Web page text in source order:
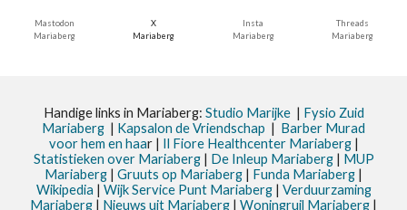
Mastodon
Mariaberg
X
Mariaberg
Insta
Mariaberg
Threads
Mariaberg
Handige links in Mariaberg: Studio Marijke | Fysio Zuid
Mariaberg | Kapsalon de Vriendschap | Barber Murad
voor hem en haar | Il Fiore Healthcenter Mariaberg|
Statistieken over Mariaberg| De Inleup Mariaberg| MUP
Mariaberg | Gruuts op Mariaberg | Funda Mariaberg |
Wikipedia | Wijk Service PuntMariaberg| Verduurzaming
Mariaberg | Nieuws uit Mariaberg | Woningruil Mariaberg |